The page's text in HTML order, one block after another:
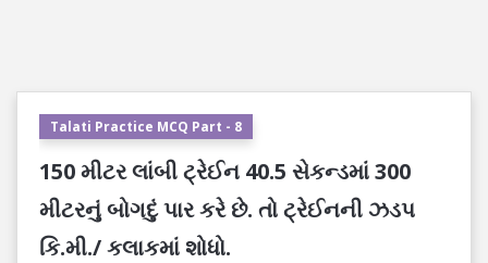
Talati Practice MCQ Part - 8
150 મીટર લાંબી ટ્રેઈન 40.5 સેકન્ડમાં 300
મીટરનું બોગદું પાર કરે છે. તો ટ્રેઈનની ઝડપ
કિ.મી./ કલાકમાં શોધો.